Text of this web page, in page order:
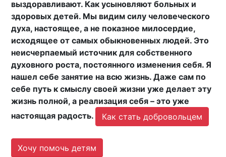
выздоравливают. Как усыновляют больных и
здоровых детей. Мы видим силу человеческого
духа, настоящее, а не показное милосердие,
исходящее от самых обыкновенных людей. Это
неисчерпаемый источник для собственного
духовного роста, постоянного изменения себя. Я
нашел себе занятие на всю жизнь. Даже сам по
себе путь к смыслу своей жизни уже делает эту
жизнь полной, а реализация себя – это уже
настоящая радость.
Как стать добровольцем
Хочу помочь детям